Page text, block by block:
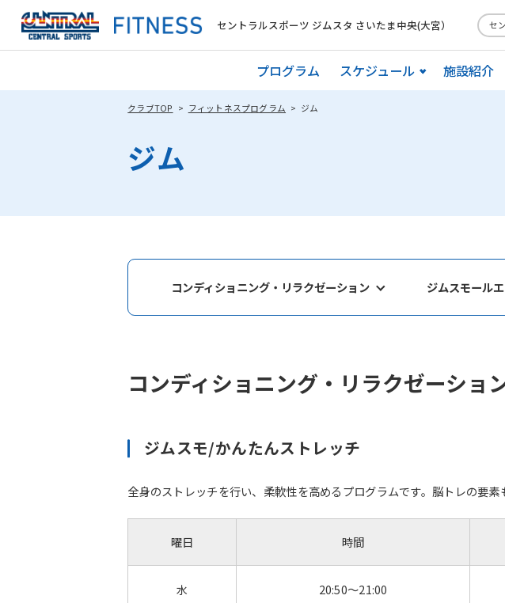
セントラルスポーツ ジムスタ さいたま中央(大宮） セ
プログラム スケジュール 施設紹介
クラブTOP フィットネスプログラム ジム
ジム
コンディショニング・リラクゼーション ジムスモール
コンディショニング・リラクゼーショ
ジムスモ/かんたんストレッチ
全身のストレッチを行い、柔軟性を高めるプログラムです。脳トレの要
曜日
水
時間
20:50～21:00